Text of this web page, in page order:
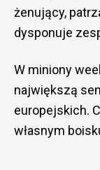
żenujący,
dysponuje
W miniony
największą
europejskich.
własnym